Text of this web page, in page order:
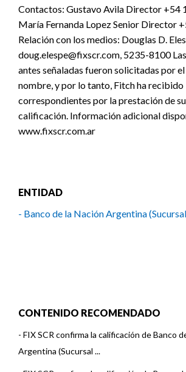
Contactos: Gustavo Avila Director +54
María Fernanda Lopez Senior Director
Relación con los medios: Douglas D.
doug.elespe@fixscr.com, 5235-8100
antes señaladas fueron solicitadas por el
nombre, y por lo tanto, Fitch ha recibido
correspondientes por la prestación de
calificación. Información adicional
www.fixscr.com.ar
ENTIDAD
- Banco de la Nación Argentina
CONTENIDO RECOMENDADO
- FIX SCR confirma la calificación de Banco
Argentina (Sucursal ...